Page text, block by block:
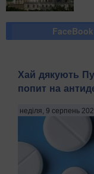
FaceBook
Хай дякують
попит на
неділя, 9 серпень